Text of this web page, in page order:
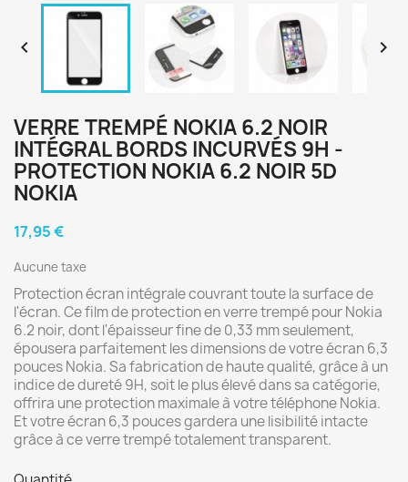
 
VERRE TREMPÉ NOKIA 6.2 NOIR
INTÉGRAL BORDS INCURVÉS 9H -
PROTECTION NOKIA 6.2 NOIR 5D
NOKIA
17,95 €
Aucune taxe
Protection écran intégrale couvrant toute la surface de
l'écran. Ce film de protection en verre trempé pour Nokia
6.2 noir, dont l'épaisseur fine de 0,33 mm seulement,
épousera parfaitement les dimensions de votre écran 6,3
pouces Nokia. Sa fabrication de haute qualité, grâce à un
indice de dureté 9H, soit le plus élevé dans sa catégorie,
offrira une protection maximale à votre téléphone Nokia.
Et votre écran 6,3 pouces gardera une lisibilité intacte
grâce à ce verre trempé totalement transparent.